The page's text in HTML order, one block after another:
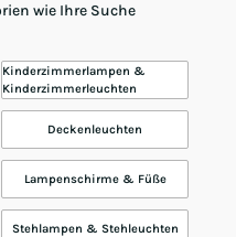
wie Ihre Suche
Kinderzimmerlampen &
Kinderzimmerleuchten
Deckenleuchten
Lampenschirme & Füße
Stehlampen & Stehleuchten